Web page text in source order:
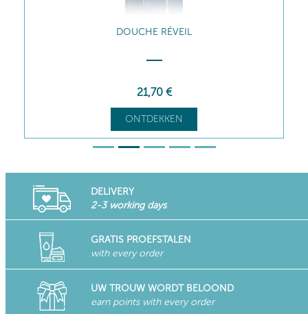
DOUCHE RÉVEIL
21,70 €
ONTDEKKEN
DELIVERY
2-3 working days
GRATIS PROEFSTALEN
with every order
UW TROUW WORDT BELOOND
earn points with every order